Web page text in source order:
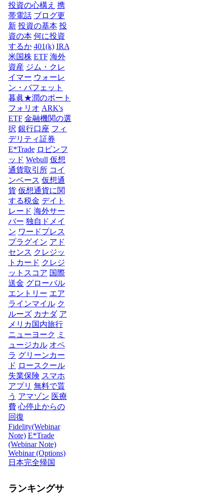
カ
イ
ブ
投資の心構え 携
帯電話 ブログ更
新 投資の基本 投
資の本 何に投資
するか 401(k) IRA
米国株 ETF 海外
資産 ジム・クレ
イマー ウォーレ
ン・バフェット
暮眞★潤のポート
フォリオ ARK's
ETF 金融機関の選
択 銀行口座 フィ
デリティ証券
E*Trade ロビンフ
ッド Webull 仮想
通貨取引所 コイ
ンベース 仮想通
貨 仮想通貨に関
する税金 デイト
レード 海外サー
バー 独自ドメイ
ン ワードプレス
プラグイン アド
センス クレジッ
トカード クレジ
ットスコア 国際
送金 グローバル
エントリー エア
ラインマイル ク
ルーズ カナダ ア
メリカ国内旅行
ニューヨーク ミ
ュージカル オペ
ラ グリーンカー
ド ロースクール
失業保険 スマホ
アプリ 無料で貰
う アマゾン 医療
費 心停止からの
回復
Fidelity(Webinar
Note) E*Trade
(Webinar Note)
Webinar (Options)
日本完全帰国
ランキングサ